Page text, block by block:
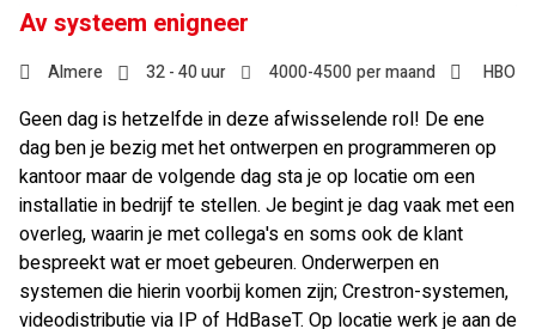
Av systeem enigneer
Almere 32 - 40 uur 4000-4500per maand HBO
Geen dag is hetzelfde in deze afwisselende rol! De ene
dag ben je bezig met het ontwerpen en programmeren op
kantoor maar de volgende dag sta je op locatie om een
installatie in bedrijf te stellen. Je begint je dag vaak met een
overleg, waarin je met collega's en soms ook de klant
bespreekt wat er moet gebeuren. Onderwerpen en
systemen die hierin voorbij komen zijn; Crestron-systemen,
videodistributie via IP of HdBaseT. Op locatie werk je aan de